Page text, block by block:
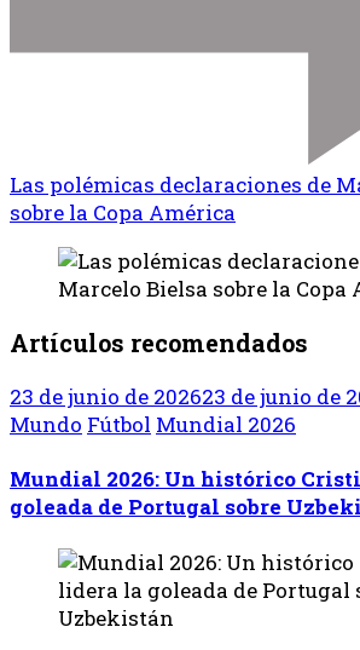
Las polémicas declaraciones de
sobre la Copa América
Artículos recomendados
23 de junio de 202623 de junio de
Mundo Fútbol Mundial 2026
Mundial 2026: Un histórico
goleada de Portugal sobre